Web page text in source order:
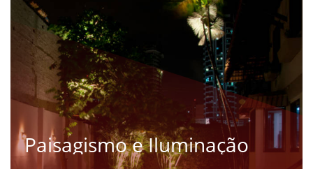
Paisagismo e Iluminação